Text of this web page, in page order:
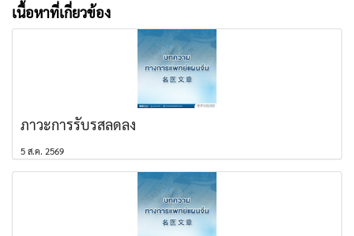
เนื้อหาที่เกี่ยวข้อง
ภาวะการรับรสลดลง
5 ส.ค. 2569